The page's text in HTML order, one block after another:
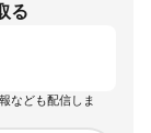
る
なども配信しま